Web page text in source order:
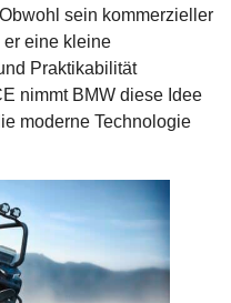
sein kommerzieller
er eine kleine
Praktikabilität
nimmt BMW diese Idee
moderne Technologie